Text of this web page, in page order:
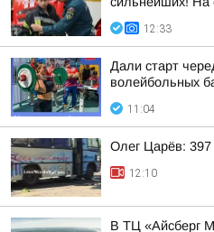
12:33
Дали старт
волейбольных
11:04
Олег Царёв:
12:10
В ТЦ «Айсберг